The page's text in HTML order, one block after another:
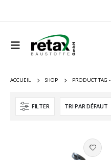
ACCUEIL SHOP PRODUCT TAG -
FILTER